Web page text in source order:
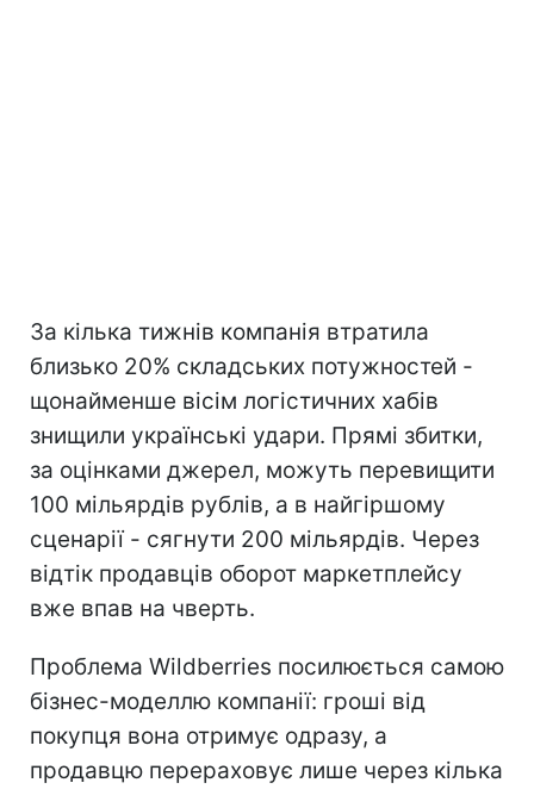
За кілька тижнів компанія втратила
близько 20% складських потужностей -
щонайменше вісім логістичних хабів
знищили українські удари. Прямі збитки,
за оцінками джерел, можуть перевищити
100 мільярдів рублів, а в найгіршому
сценарії - сягнути 200 мільярдів. Через
відтік продавців оборот маркетплейсу
вже впав на чверть.
Проблема Wildberries посилюється самою
бізнес-моделлю компанії: гроші від
покупця вона отримує одразу, а
продавцю перераховує лише через кілька